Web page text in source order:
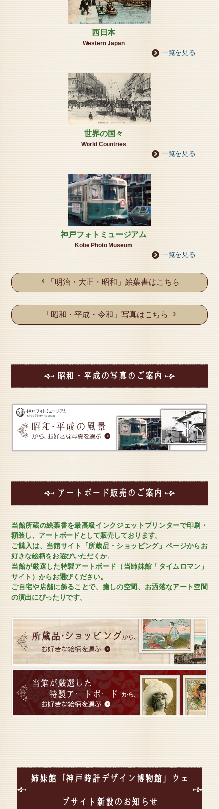
■ミュージアム４館 年末年始のお知らせ■
絵葉書資料館/神戸ドールミュージアム/神戸時計デザ
イン博物館/藤野美術館
27日（金曜日）通常開館
12月28日（土曜日）～1月6日（月曜）冬季休暇
2024年12月16日
DOLL＆TEDDY BEAR SHOP-絵葉書資料館 元町館-
この度、元町商店街4丁目に絵葉書資料館のミュージ
アムショップの独立店として、
「絵葉書資料館 元町館」を12月1日にオープンする運
1階ショップは、絵葉書と融合し、テディベアや人形
ショップ≪タイムロマン≫
新規お取引について【業販 / 卸販売 / お取引先様】
弊社の復刻絵葉書の取扱いご検討のお客様へ
（復刻絵葉書販売や絵葉書展）開催をご希望の場合は
お気軽にご相談くださいませ。
今現在、インバウンド需要で和物絵葉書が大変人気で
良く売れます！
12月29日（金曜日）開館
12月30日（土曜日）-1月4日（木曜日）休館
1月5日（金曜日）開館
※入館は、予めご予約フォームよりご予約お願いいた
します。
≪要予約制≫
11/19（日曜日）15時～■令和5年度県内芸術家ロビー
コンサート開催のお知らせ■
■入場無料/事前申込制/定員25名■in藤野美術館■
2023年08月15日
お客様へ
8月15日（火曜日）台風接近に伴い、急遽臨時休館い
たします。
ご予約いただいておりました、お客様には大変申し訳
2023年07月20日
7月23日（日）「2023年 淡路市夏まつり花火大会」開
前には各クルーズ船なども見ます。
花火大会Live配信
今回Liveカメラ配信で花火がどの様に見えるか、予断
を許しませんが
良い天気を願います。イベント終了後は明石海峡大橋
に戻します。
詳しい詳細はこちらから
2023年05月06日
～フランス文化講座のご案内～参加者募集中！
この度、2023年6月5日（月）に神戸市垂水区にある
【 藤野美術館 】にて、
ピアノ演奏を交えたフランス文化講座を開催させてい
ただきます。
開催日：2023年6月5日（月）13：00～15：00 / 募集
締切り日5/25（木）
お問合せ、ご質問はお気軽に以下のアドレスまで↓ 講
師レクチャー：Yoko
yokooceanne@gmail.com
詳しい詳細はこちらから
2023年02月12日
【 テディベアと創作人形の2企画同時開催 in 藤野美術
この度、2023年3月10日（金）より神戸市垂水区にあ
テディベア合同展＆創作ドール合同展の2企画を同時
■開催期間:2023年3月10日（金）～3月19日（月）■時
間 ： 11：00～17：00 / 定休日：水曜日
■開催場所：藤野美術館
詳しい詳細はこちらから
西日本
Western Japan
一覧を見る
世界の国々
World Countries
一覧を見る
神戸フォトミュージアム
Kobe Photo Museum
一覧を見る
「明治・大正・昭和」絵葉書はこちら
「昭和・平成・令和」写真はこちら
昭和・平成の写真のご案内
アートボード販売のご案内
当館所蔵の絵葉書を最高級インクジェットプリンターで印刷・
額装し、アートボードとして販売しております。
ご購入は、当館サイト「所蔵品・ショッピング」ページからお
好きな絵柄をお選びいただくか、
当館が厳選した特製アートボード（当姉妹館「タイムロマン」
サイト）からお選びください。
ご自宅や店舗に飾ることで、癒しの空間、お洒落なアート空間
の演出にぴったりです。
姉妹館「神戸時計デザイン博物館」ウェ
ブサイト新設のお知らせ